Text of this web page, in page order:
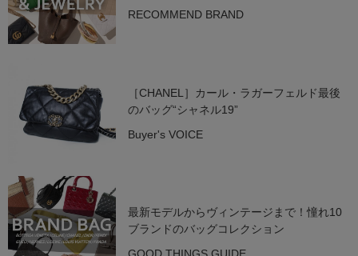
RECOMMEND BRAND
［CHANEL］カール・ラガーフェルド最後
のバッグ“シャネル19”
Buyer's VOICE
最新モデルからヴィンテージまで！憧れ10
ブランドのバッグコレクション